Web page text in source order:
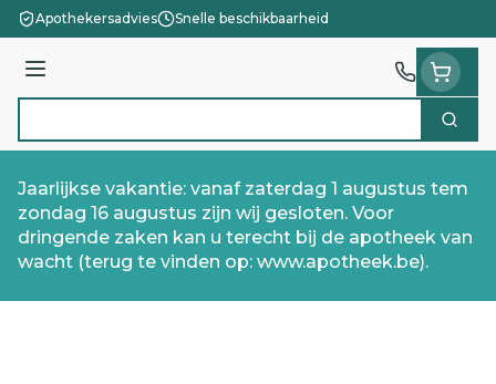
Ga naar de inhoud
Apothekersadvies Snelle beschikbaarheid
Menu
Zoek
Jaarlijkse vakantie: vanaf zaterdag 1 augustus tem
zondag 16 augustus zijn wij gesloten. Voor
dringende zaken kan u terecht bij de apotheek van
wacht (terug te vinden op: www.apotheek.be).